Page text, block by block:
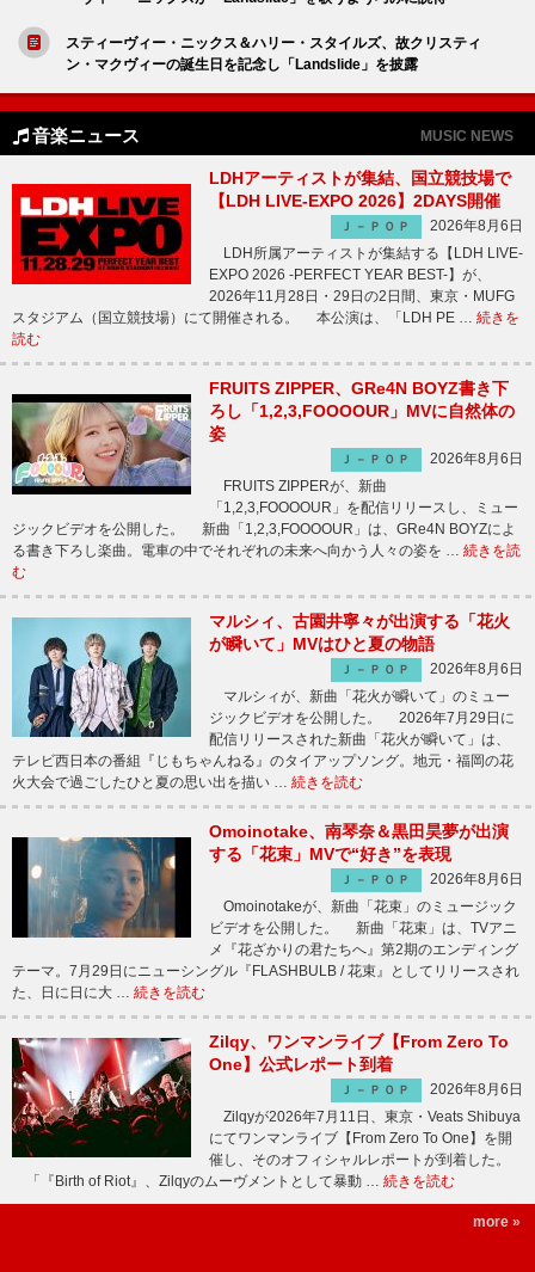
スティーヴィー・ニックス＆ハリー・スタイルズ、故クリスティ
ン・マクヴィーの誕生日を記念し「Landslide」を披露
音楽ニュース MUSIC NEWS
LDHアーティストが集結、国立競技場で
【LDH LIVE-EXPO 2026】2DAYS開催
Ｊ－ＰＯＰ
2026年8月6日
LDH所属アーティストが集結する【LDH LIVE-
EXPO 2026 -PERFECT YEAR BEST-】が、
2026年11月28日・29日の2日間、東京・MUFG
スタジアム（国立競技場）にて開催される。 本公演は、「LDH PE … 続きを
読む
FRUITS ZIPPER、GRe4N BOYZ書き下
ろし「1,2,3,FOOOOUR」MVに自然体の
姿
Ｊ－ＰＯＰ
2026年8月6日
FRUITS ZIPPERが、新曲
「1,2,3,FOOOOUR」を配信リリースし、ミュー
ジックビデオを公開した。 新曲「1,2,3,FOOOOUR」は、GRe4N BOYZによ
る書き下ろし楽曲。電車の中でそれぞれの未来へ向かう人々の姿を … 続きを読
む
マルシィ、古園井寧々が出演する「花火
が瞬いて」MVはひと夏の物語
Ｊ－ＰＯＰ
2026年8月6日
マルシィが、新曲「花火が瞬いて」のミュー
ジックビデオを公開した。 2026年7月29日に
配信リリースされた新曲「花火が瞬いて」は、
テレビ西日本の番組『じもちゃんねる』のタイアップソング。地元・福岡の花
火大会で過ごしたひと夏の思い出を描い … 続きを読む
Omoinotake、南琴奈＆黒田昊夢が出演
する「花束」MVで“好き”を表現
Ｊ－ＰＯＰ
2026年8月6日
Omoinotakeが、新曲「花束」のミュージック
ビデオを公開した。 新曲「花束」は、TVアニ
メ『花ざかりの君たちへ』第2期のエンディング
テーマ。7月29日にニューシングル『FLASHBULB / 花束』としてリリースされ
た、日に日に大 … 続きを読む
Zilqy、ワンマンライブ【From Zero To
One】公式レポート到着
Ｊ－ＰＯＰ
2026年8月6日
Zilqyが2026年7月11日、東京・Veats Shibuya
にてワンマンライブ【From Zero To One】を開
催し、そのオフィシャルレポートが到着した。
「『Birth of Riot』、Zilqyのムーヴメントとして暴動 … 続きを読む
more »